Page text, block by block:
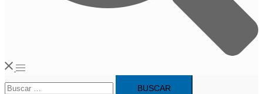
Alternar
menú
Buscar: